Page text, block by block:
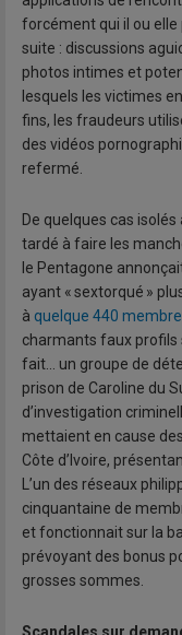
forcément qui il ou
suite : discussions
photos intimes et
lesquels les victimes
fins, les fraudeurs
des vidéos
refermé.
De quelques cas
tardé à faire les
le Pentagone
ayant « sextorqué »
à quelque 440
charmants faux profils
fait… un groupe de
prison de Caroline du
d’investigation
mettaient en cause
Côte d’Ivoire,
L’un des réseaux
cinquantaine de
et fonctionnait sur la
prévoyant des bonus
grosses sommes.